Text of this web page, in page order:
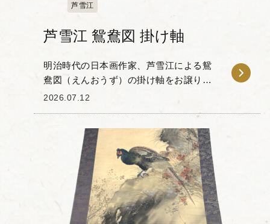
芦雪江
芦雪江 鴛鴦図 掛け軸
明治時代の日本画作家、芦雪江による鴛
鴦図（えんおうず）の掛け軸をお譲りい
ただきました。 こちらは水面に浮かぶ鴛
は、見る人の心を...
2026.07.12